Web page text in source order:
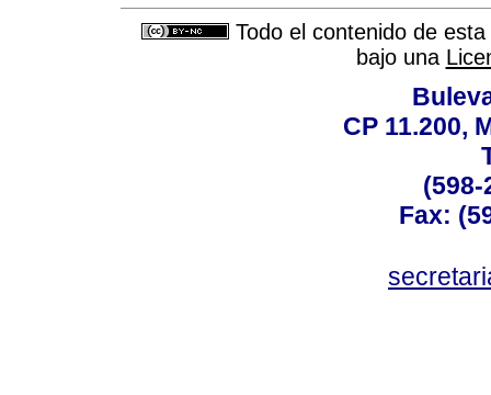
Todo el contenido de
bajo una
CP 11.200,
(598-
Fax: